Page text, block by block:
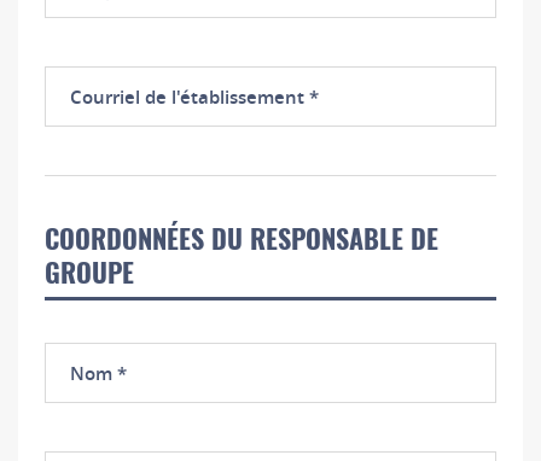
l'établissement
COORDONNÉES DU RESPONSABLE DE
GROUPE